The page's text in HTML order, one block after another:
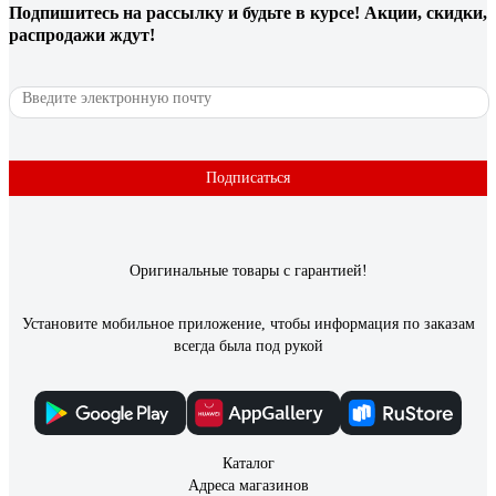
14 отзывов
7100011144
Быстро есть металл. Медленно изнашивается.
Подпишитесь на рассылку и будьте в курсе! Акции, скидки,
распродажи ждут!
Подписаться
Оригинальные товары с гарантией!
Установите мобильное приложение, чтобы информация по заказам
всегда была под рукой
Каталог
Адреса магазинов